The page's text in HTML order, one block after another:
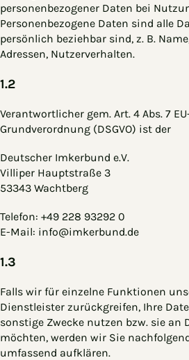
personenbezogener Daten bei
Personenbezogene Daten sind alle
persönlich beziehbar sind, z. B.
Adressen, Nutzerverhalten.
1.2
Verantwortlicher gem. Art. 4 Abs. 7
Grundverordnung (DSGVO) ist der
Deutscher Imkerbund e.V.
Villiper Hauptstraße 3
53343 Wachtberg
Telefon: +49 228 93292 0
E-Mail: info@imkerbund.de
1.3
Falls wir für einzelne Funktionen
Dienstleister zurückgreifen, Ihre
sonstige Zwecke nutzen bzw. sie an
möchten, werden wir Sie
umfassend aufklären.